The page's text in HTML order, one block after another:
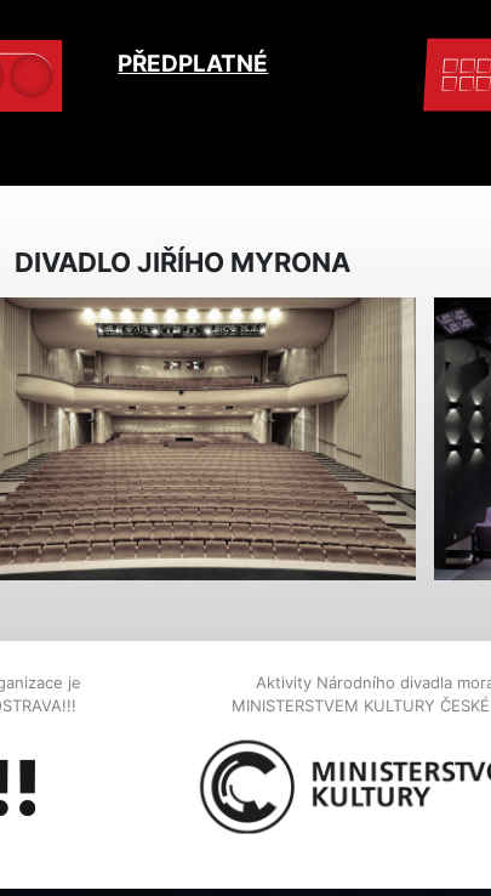
PŘEDPLATNÉ
DIVADLO JIŘÍHO MYRONA
je
Aktivity Národního divadla
MINISTERSTVEM KULTURY